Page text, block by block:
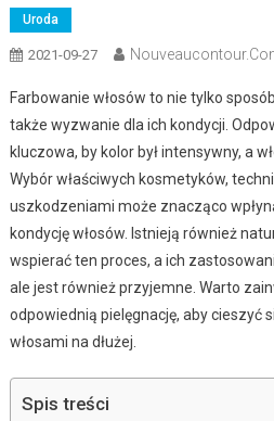
Uroda
2021-09-27
Farbowanie włosów to nie tylko
także wyzwanie dla ich kondycji.
kluczowa, by kolor był intensywny, a
Wybór właściwych kosmetyków,
uszkodzeniami może znacząco
kondycję włosów. Istnieją również
wspierać ten proces, a ich
ale jest również przyjemne. Warto
odpowiednią pielęgnację, aby cieszyć
włosami na dłużej.
Spis treści